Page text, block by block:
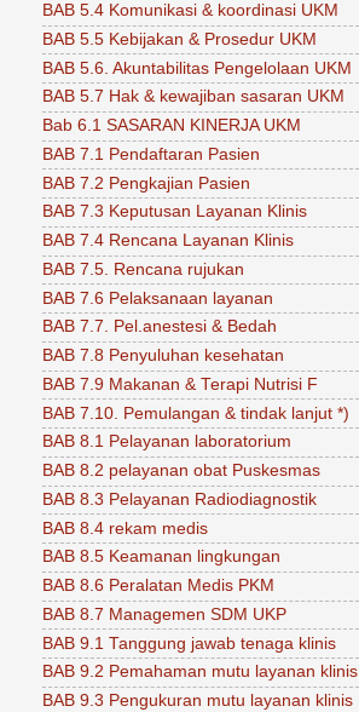
BAB 5.4 Komunikasi & koordinasi UKM
BAB 5.5 Kebijakan & Prosedur UKM
BAB 5.6. Akuntabilitas Pengelolaan UKM
BAB 5.7 Hak & kewajiban sasaran UKM
Bab 6.1 SASARAN KINERJA UKM
BAB 7.1 Pendaftaran Pasien
BAB 7.2 Pengkajian Pasien
BAB 7.3 Keputusan Layanan Klinis
BAB 7.4 Rencana Layanan Klinis
BAB 7.5. Rencana rujukan
BAB 7.6 Pelaksanaan layanan
BAB 7.7. Pel.anestesi & Bedah
BAB 7.8 Penyuluhan kesehatan
BAB 7.9 Makanan & Terapi Nutrisi F
BAB 7.10. Pemulangan & tindak lanjut *)
BAB 8.1 Pelayanan laboratorium
BAB 8.2 pelayanan obat Puskesmas
BAB 8.3 Pelayanan Radiodiagnostik
BAB 8.4 rekam medis
BAB 8.5 Keamanan lingkungan
BAB 8.6 Peralatan Medis PKM
BAB 8.7 Managemen SDM UKP
BAB 9.1 Tanggung jawab tenaga klinis
BAB 9.2 Pemahaman mutu layanan klinis
BAB 9.3 Pengukuran mutu layanan klinis